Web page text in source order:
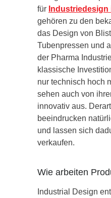
für Industriedesign
gehören zu den
das Design von
Tubenpressen und
der Pharma
klassische
nur technisch hoch
sehen auch von
innovativ aus.
beeindrucken
und lassen sich
verkaufen.
Wie arbeiten
Industrial Design